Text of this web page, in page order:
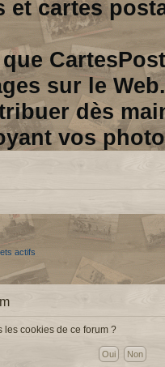
et cartes
sur le Web.
dès
vos
actifs
les cookies de ce forum ?